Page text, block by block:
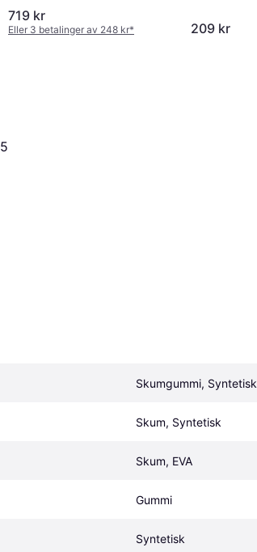
719 kr
Eller 3 betalinger av 248 kr* 209 kr
5
Skumgummi, Syntetisk
Skum, Syntetisk
Skum, EVA
Gummi
Syntetisk